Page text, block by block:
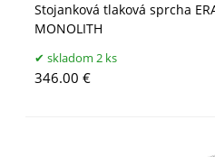
Stojanková tlaková sprcha
MONOLITH
skladom 2 ks
346.00 €